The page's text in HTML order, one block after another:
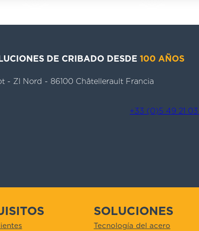
DE CRIBADO DESDE100 AÑOS
- ZI Nord - 86100 Châtellerault Francia
+33 (0)5 49 21
SOLUCIONES
Tecnología del acero